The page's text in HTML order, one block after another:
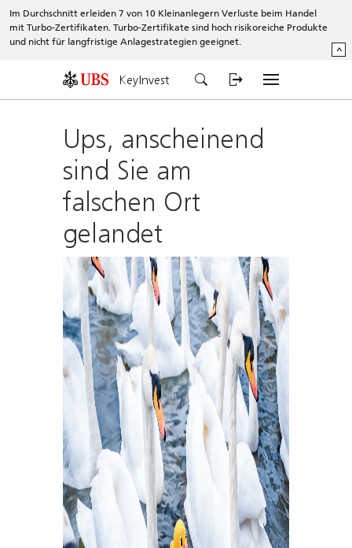
Im Durchschnitt erleiden 7 von 10 Kleinanlegern Verluste beim Handel
mit Turbo-Zertifikaten. Turbo-Zertifikate sind hoch risikoreiche Produkte
und nicht für langfristige Anlagestrategien geeignet.
^
KeyInvest
Ups, anscheinend
sind Sie am
falschen Ort
gelandet